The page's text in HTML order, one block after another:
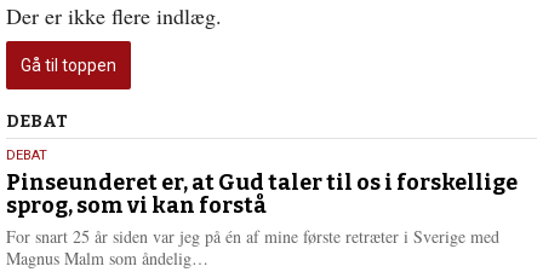
Der er ikke flere indlæg.
Gå til toppen
Debat
DEBAT
5.
august
2026
DEBAT
Pinseunderet er, at Gud taler til os i forskellige
sprog, som vi kan forstå
For snart 25 år siden var jeg på én af mine første retræter i Sverige med
Magnus Malm som åndelig…